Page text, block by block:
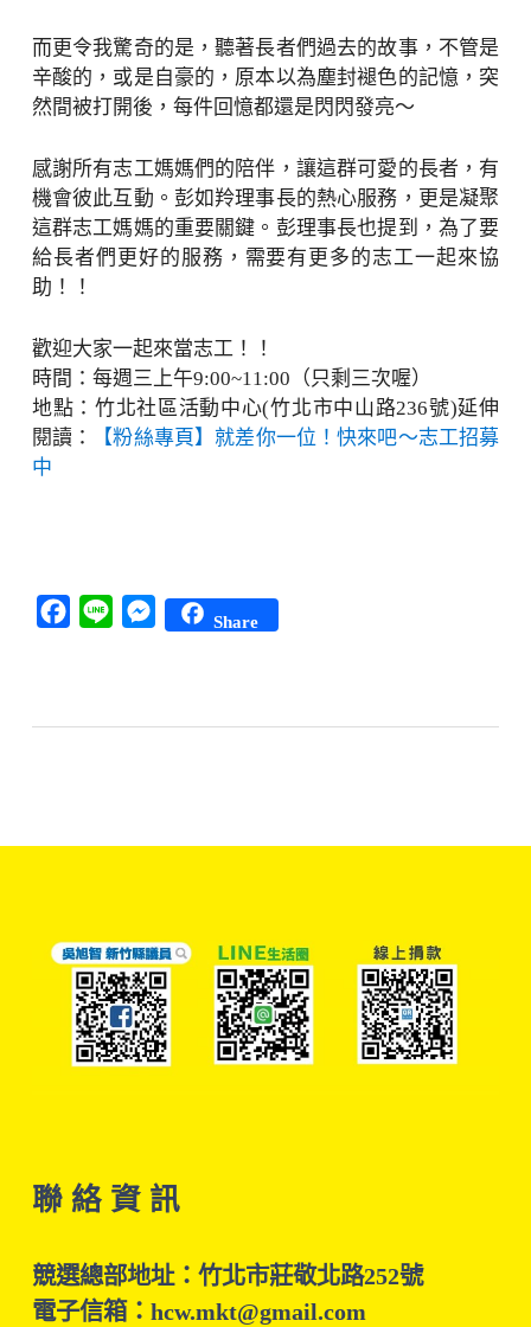
而更令我驚奇的是，聽著長者們過去的故事，不管是
辛酸的，或是自豪的，原本以為塵封褪色的記憶，突
然間被打開後，每件回憶都還是閃閃發亮～
感謝所有志工媽媽們的陪伴，讓這群可愛的長者，有
機會彼此互動。彭如羚理事長的熱心服務，更是凝聚
這群志工媽媽的重要關鍵。彭理事長也提到，為了要
給長者們更好的服務，需要有更多的志工一起來協
助！！
歡迎大家一起來當志工！！
時間：每週三上午9:00~11:00（只剩三次喔）
地點：竹北社區活動中心(竹北市中山路236號)延伸
閱讀：
【粉絲專頁】就差你一位！快來吧～志工招募
中
Facebook
Line Messenger
Share
聯 絡 資 訊
競選總部地址：竹北市莊敬北路252號
電子信箱：hcw.mkt@gmail.com